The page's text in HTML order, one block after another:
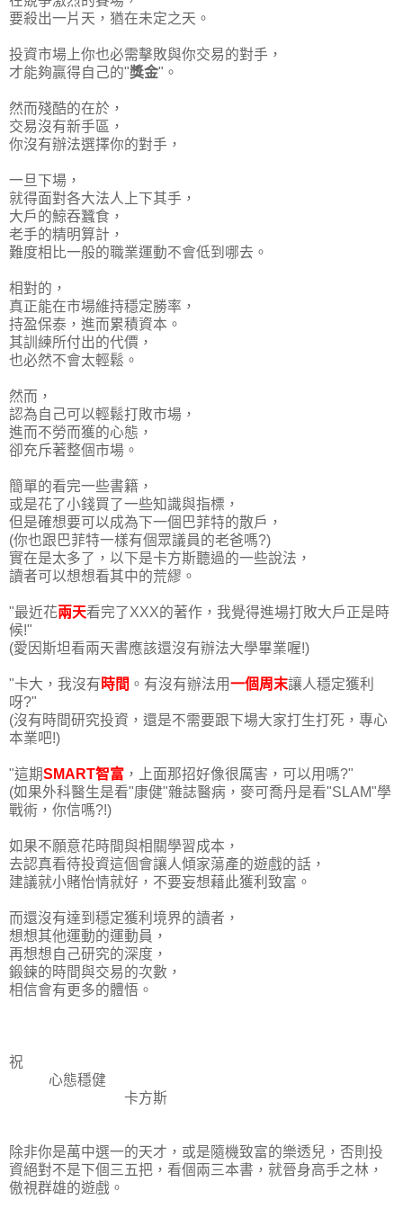
要殺出一片天，猶在未定之天。
投資市場上你也必需擊敗與你交易的對手，
才能夠贏得自己的"獎金"。
然而殘酷的在於，
交易沒有新手區，
你沒有辦法選擇你的對手，
一旦下場，
就得面對各大法人上下其手，
大戶的鯨吞蠶食，
老手的精明算計，
難度相比一般的職業運動不會低到哪去。
相對的，
真正能在市場維持穩定勝率，
持盈保泰，進而累積資本。
其訓練所付出的代價，
也必然不會太輕鬆。
然而，
認為自己可以輕鬆打敗市場，
進而不勞而獲的心態，
卻充斥著整個市場。
簡單的看完一些書籍，
或是花了小錢買了一些知識與指標，
但是確想要可以成為下一個巴菲特的散戶，
(你也跟巴菲特一樣有個眾議員的老爸嗎?)
實在是太多了，以下是卡方斯聽過的一些說法，
讀者可以想想看其中的荒繆。
"最近花兩天看完了XXX的著作，我覺得進場打敗大戶正是時
候!"
(愛因斯坦看兩天書應該還沒有辦法大學畢業喔!)
"卡大，我沒有 時間 。有沒有辦法用一個周末讓人穩定獲利
呀?"
(沒有時間研究投資，還是不需要跟下場大家打生打死，專心
本業吧!)
"這期SMART智富 ，上面那招好像很厲害，可以用嗎?"
(如果外科醫生是看"康健"雜誌醫病，麥可喬丹是看"SLAM"學
戰術，你信嗎?!)
如果不願意花時間與相關學習成本，
去認真看待投資這個會讓人傾家蕩產的遊戲的話，
建議就小賭怡情就好，不要妄想藉此獲利致富。
而還沒有達到穩定獲利境界的讀者，
想想其他運動的運動員，
再想想自己研究的深度，
鍛鍊的時間與交易的次數，
相信會有更多的體悟。
祝
心態穩健
卡方斯
除非你是萬中選一的天才，或是隨機致富的樂透兒，否則投
資絕對不是下個三五把，看個兩三本書，就晉身高手之林，
傲視群雄的遊戲。